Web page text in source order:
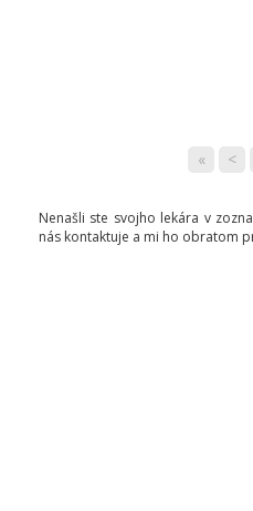
« <
Nenašli ste svojho lekára v
nás kontaktuje a mi ho obratom